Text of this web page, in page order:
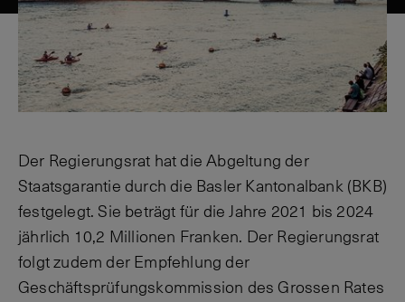
Der Regierungsrat hat die Abgeltung der
Staatsgarantie durch die Basler Kantonalbank (BKB)
festgelegt. Sie beträgt für die Jahre 2021 bis 2024
jährlich 10,2 Millionen Franken. Der Regierungsrat
folgt zudem der Empfehlung der
Geschäftsprüfungskommission des Grossen Rates